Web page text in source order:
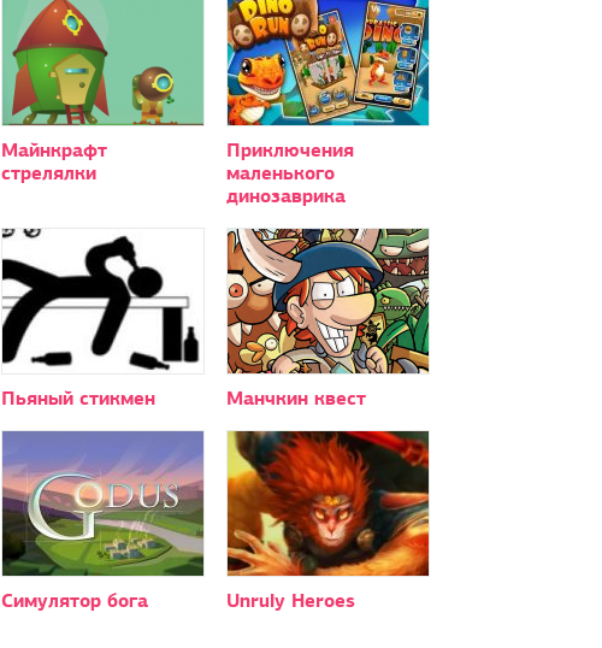
Майнкрафт
стрелялки
Приключения
маленького
динозаврика
Пьяный стикмен Манчкин квест
Симулятор бога Unruly Heroes